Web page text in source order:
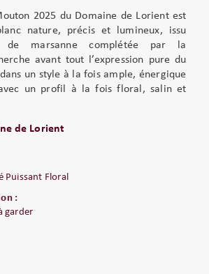
2025 du Domaine de Lorientest
nature, précis et lumineux, issu
de marsanne complétée par la
avant tout l’expression pure du
un style à la fois ample, énergique
un profil à la fois floral, salin et
de Lorient
Puissant Floral
:
garder